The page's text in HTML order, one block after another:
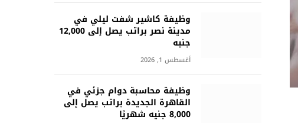
وظيفة كاشير شفت ليلي في
مدينة نصر براتب يصل إلى 12,000
جنيه
أغسطس 1, 2026
وظيفة محاسبة دوام جزئي في
القاهرة الجديدة براتب يصل إلى
8,000 جنيه شهريًا